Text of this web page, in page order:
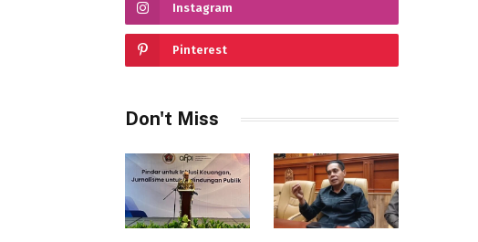
Instagram
Pinterest
Don't Miss